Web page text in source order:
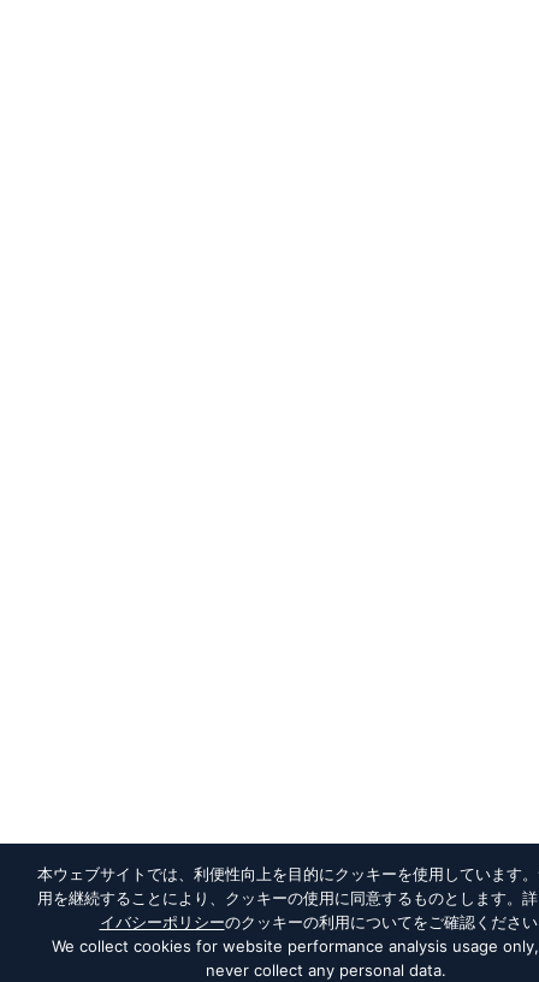
本ウェブサイトでは、利便性向上を目的にクッキーを使用しています
用を継続することにより、クッキーの使用に同意するものとします。
イバシーポリシーのクッキーの利用についてをご確認くださ
We collect cookies for website performance analysis usage
never collect any personal data.